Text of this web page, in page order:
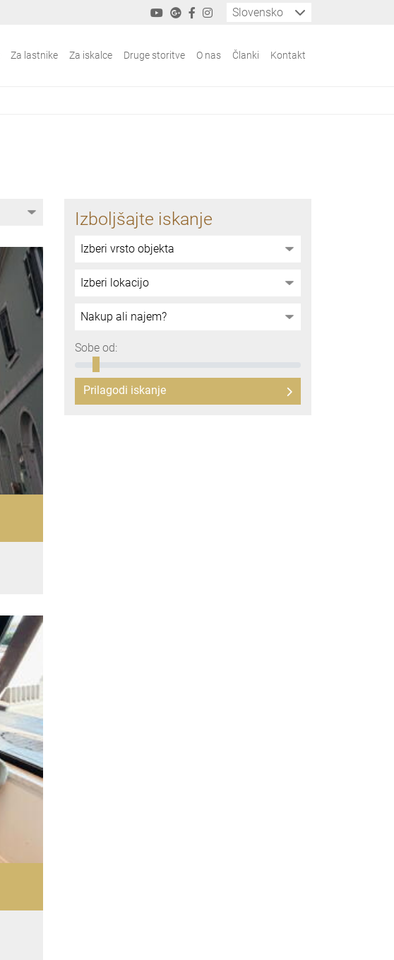
Slovensko
Za lastnike Za iskalce Druge storitve O nas Članki Kontakt
Izboljšajte iskanje
Sobe od:
Prilagodi iskanje